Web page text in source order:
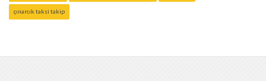
çınarcık taksi takip